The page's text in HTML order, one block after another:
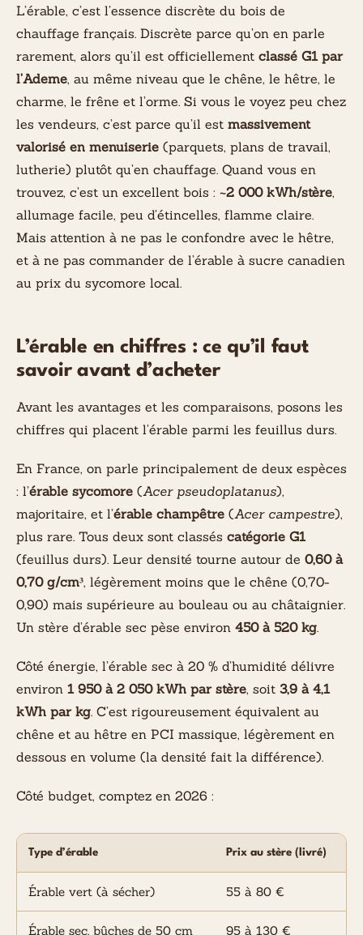
L’érable, c’est l’essence discrète du bois de
chauffage français. Discrète parce qu’on en parle
rarement, alors qu’il est officiellement classé G1 par
l’Ademe, au même niveau que le chêne, le hêtre, le
charme, le frêne et l’orme. Si vous le voyez peu chez
les vendeurs, c’est parce qu’il est massivement
valorisé en menuiserie (parquets, plans de travail,
lutherie) plutôt qu’en chauffage. Quand vous en
trouvez, c’est un excellent bois : ~2 000 kWh/stère,
allumage facile, peu d’étincelles, flamme claire.
Mais attention à ne pas le confondre avec le hêtre,
et à ne pas commander de l’érable à sucre canadien
au prix du sycomore local.
L’érable en chiffres : ce qu’il faut
savoir avant d’acheter
Avant les avantages et les comparaisons, posons les
chiffres qui placent l’érable parmi les feuillus durs.
En France, on parle principalement de deux espèces
: l’érable sycomore (Acer pseudoplatanus),
majoritaire, et l’érable champêtre (Acer campestre),
plus rare. Tous deux sont classés catégorie G1
(feuillus durs). Leur densité tourne autour de 0,60 à
0,70 g/cm³, légèrement moins que le chêne (0,70-
0,90) mais supérieure au bouleau ou au châtaignier.
Un stère d’érable sec pèse environ 450 à 520 kg.
Côté énergie, l’érable sec à 20 % d’humidité délivre
environ 1 950 à 2 050 kWh par stère, soit 3,9 à 4,1
kWh par kg. C’est rigoureusement équivalent au
chêne et au hêtre en PCI massique, légèrement en
dessous en volume (la densité fait la différence).
Côté budget, comptez en 2026 :
Type d’érable Prix au stère (livré)
Érable vert (à sécher) 55 à 80 €
Érable sec, bûches de 50 cm 95 à 130 €